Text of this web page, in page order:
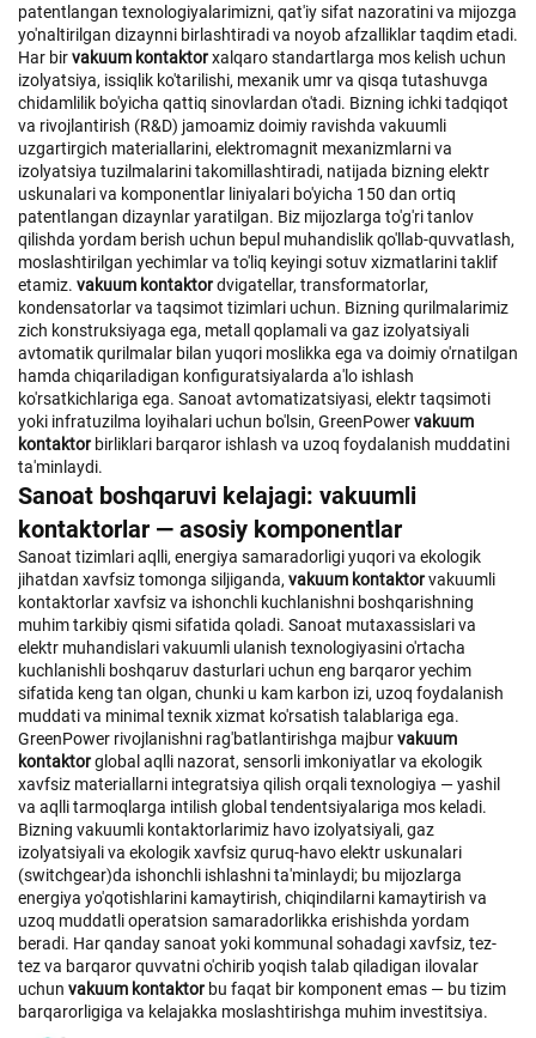
patentlangan texnologiyalarimizni, qat'iy sifat nazoratini va mijozga
yo'naltirilgan dizaynni birlashtiradi va noyob afzalliklar taqdim etadi.
Har birvakuum kontaktorxalqaro standartlarga mos kelish uchun
izolyatsiya, issiqlik ko'tarilishi, mexanik umr va qisqa tutashuvga
chidamlilik bo'yicha qattiq sinovlardan o'tadi. Bizning ichki tadqiqot
va rivojlantirish (R&D) jamoamiz doimiy ravishda vakuumli
uzgartirgich materiallarini, elektromagnit mexanizmlarni va
izolyatsiya tuzilmalarini takomillashtiradi, natijada bizning elektr
uskunalari va komponentlar liniyalari bo'yicha 150 dan ortiq
patentlangan dizaynlar yaratilgan. Biz mijozlarga to'g'ri tanlov
qilishda yordam berish uchun bepul muhandislik qo'llab-quvvatlash,
moslashtirilgan yechimlar va to'liq keyingi sotuv xizmatlarini taklif
etamiz. vakuum kontaktordvigatellar, transformatorlar,
kondensatorlar va taqsimot tizimlari uchun. Bizning qurilmalarimiz
zich konstruksiyaga ega, metall qoplamali va gaz izolyatsiyali
avtomatik qurilmalar bilan yuqori moslikka ega va doimiy o'rnatilgan
hamda chiqariladigan konfiguratsiyalarda a'lo ishlash
ko'rsatkichlariga ega. Sanoat avtomatizatsiyasi, elektr taqsimoti
yoki infratuzilma loyihalari uchun bo'lsin, GreenPowervakuum
kontaktor birliklari barqaror ishlash va uzoq foydalanish muddatini
ta'minlaydi.
Sanoat boshqaruvi kelajagi: vakuumli
kontaktorlar — asosiy komponentlar
Sanoat tizimlari aqlli, energiya samaradorligi yuqori va ekologik
jihatdan xavfsiz tomonga siljiganda, vakuum kontaktorvakuumli
kontaktorlar xavfsiz va ishonchli kuchlanishni boshqarishning
muhim tarkibiy qismi sifatida qoladi. Sanoat mutaxassislari va
elektr muhandislari vakuumli ulanish texnologiyasini o'rtacha
kuchlanishli boshqaruv dasturlari uchun eng barqaror yechim
sifatida keng tan olgan, chunki u kam karbon izi, uzoq foydalanish
muddati va minimal texnik xizmat ko'rsatish talablariga ega.
GreenPower rivojlanishni rag'batlantirishga majburvakuum
kontaktorglobal aqlli nazorat, sensorli imkoniyatlar va ekologik
xavfsiz materiallarni integratsiya qilish orqali texnologiya — yashil
va aqlli tarmoqlarga intilish global tendentsiyalariga mos keladi.
Bizning vakuumli kontaktorlarimiz havo izolyatsiyali, gaz
izolyatsiyali va ekologik xavfsiz quruq-havo elektr uskunalari
(switchgear)da ishonchli ishlashni ta'minlaydi; bu mijozlarga
energiya yo'qotishlarini kamaytirish, chiqindilarni kamaytirish va
uzoq muddatli operatsion samaradorlikka erishishda yordam
beradi. Har qanday sanoat yoki kommunal sohadagi xavfsiz, tez-
tez va barqaror quvvatni o'chirib yoqish talab qiladigan ilovalar
uchun vakuum kontaktor bu faqat bir komponent emas — bu tizim
barqarorligiga va kelajakka moslashtirishga muhim investitsiya.